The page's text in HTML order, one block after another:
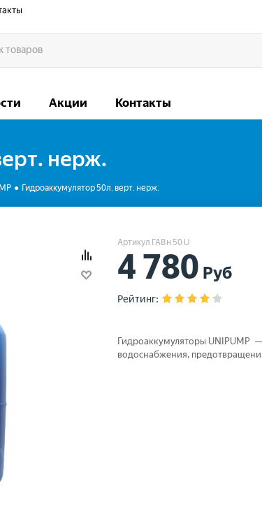
Акции Контакты
нерж.
Гидроаккумулятор 50л. верт. нерж.
Артикул ГАВн 50 U
4 780 Руб
Рейтинг:
Гидроаккумуляторы UNIPUMP
водоснабжения,